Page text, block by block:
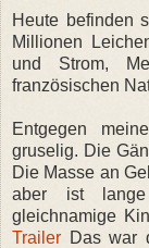
Heute befinden
Millionen
und Strom,
französischen
Entgegen
gruselig. Die
Die Masse an
aber ist
gleichnamige
Trailer Das war